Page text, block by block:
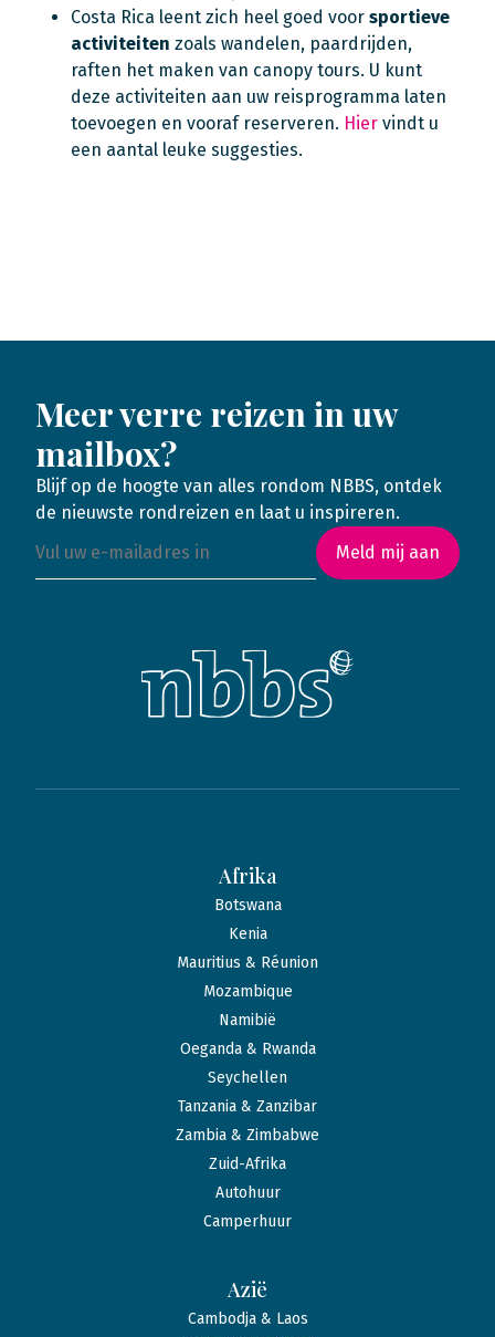
Costa Rica leent zich heel goed voor sportieve
activiteiten zoals wandelen, paardrijden,
raften het maken van canopy tours. U kunt
deze activiteiten aan uw reisprogramma laten
toevoegen en vooraf reserveren. Hier vindt u
een aantal leuke suggesties.
Meer verre reizen in uw
mailbox?
Blijf op de hoogte van alles rondom NBBS, ontdek
de nieuwste rondreizen en laat u inspireren.
Meld mij aan
Afrika
Botswana
Kenia
Mauritius & Réunion
Mozambique
Namibië
Oeganda & Rwanda
Seychellen
Tanzania & Zanzibar
Zambia & Zimbabwe
Zuid-Afrika
Autohuur
Camperhuur
Azië
Cambodja & Laos